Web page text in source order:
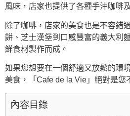
風味，店家也提供了各種手沖咖啡
除了咖啡，店家的美食也是不容錯
餅、芝士漢堡到口感豐富的義大利
鮮食材製作而成。
如果您想要在一個舒適又放鬆的環
美食，「Cafe de la Vie」絕對是您
內容目錄